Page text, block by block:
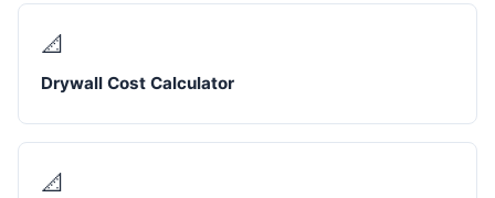
📐
Drywall Cost Calculator
📐